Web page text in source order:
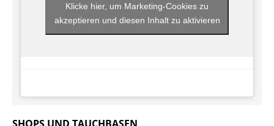
Klicke hier, um Marketing-Cookies zu
akzeptieren und diesen Inhalt zu aktivieren